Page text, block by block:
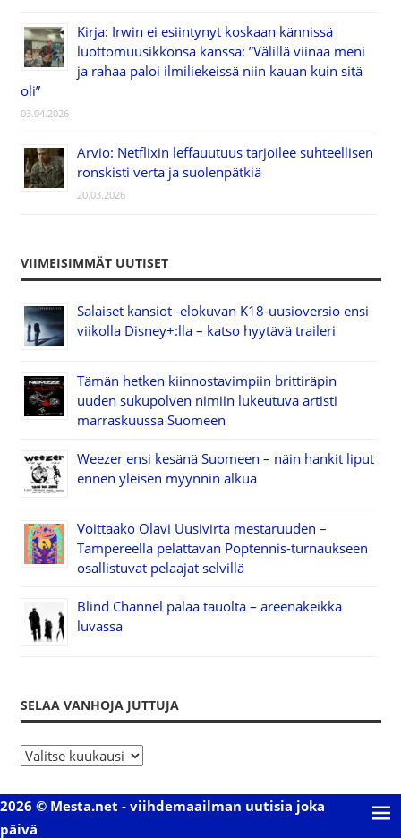
Kirja: Irwin ei esiintynyt koskaan kännissä
luottomuusikkonsa kanssa: ”Välillä viinaa meni
ja rahaa paloi ilmiliekeissä niin kauan kuin sitä
oli”
03.04.2026
Arvio: Netflixin leffauutuus tarjoilee suhteellisen
ronskisti verta ja suolenpätkiä
20.03.2026
VIIMEISIMMÄT UUTISET
Salaiset kansiot -elokuvan K18-uusioversio ensi
viikolla Disney+:lla – katso hyytävä traileri
Tämän hetken kiinnostavimpiin brittiräpin
uuden sukupolven nimiin lukeutuva artisti
marraskuussa Suomeen
Weezer ensi kesänä Suomeen – näin hankit liput
ennen yleisen myynnin alkua
Voittaako Olavi Uusivirta mestaruuden –
Tampereella pelattavan Poptennis-turnaukseen
osallistuvat pelaajat selvillä
Blind Channel palaa tauolta – areenakeikka
luvassa
SELAA VANHOJA JUTTUJA
S
l
a
2026 © Mesta.net - viihdemaailman uutisia joka
päivä